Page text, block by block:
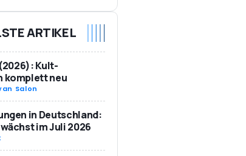
ARTIKEL
Kult-
komplett neu
Salon
in Deutschland:
im Juli 2026